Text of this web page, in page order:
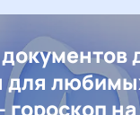
для
на